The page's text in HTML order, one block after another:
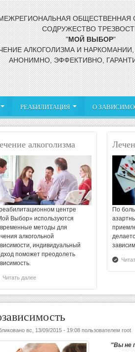
ОБЩЕСТВЕННАЯ
СОДРУЖЕСТВО
"МОЙ ВЫБОР"
АЛКОГОЛИЗМА И
АНОНИМНО, ЭФФЕКТИВНО,
ЛЕЧЕНИЕ
Плазмаферез
РЕАБИЛИТАЦИЯ
Программа 12 шагов
Арт-терапия
Групповая психотерапия
Реабилитация лиц
освобождающихся из МЛС
О
Что делать?
Героиновая
Зависимость
Метадоновая
Опийная
Кодеиновая
Эфедриновая
алкоголизма
центре
Выбор» используются
методы для
алкогольной
индивидуальный
поможет преодолеть
Читать далее
По
вс, 13/09/2015 - 19:08 пользователем root
"Вы не